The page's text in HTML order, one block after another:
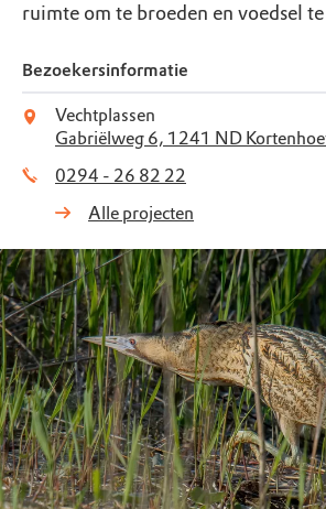
ruimte om te broeden en voedsel
Bezoekersinformatie
Vechtplassen
Gabriëlweg 6, 1241 ND
0294 - 26 82 22
Alle projecten